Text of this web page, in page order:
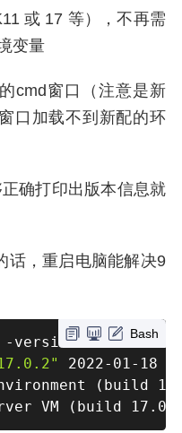
或 17 等），不再需
变量
cmd窗口（注意是新
口加载不到新配的环
确打印出版本信息就
话，重启电脑能解决9
Bash
-version
2022-01-18
( build
VM
( build